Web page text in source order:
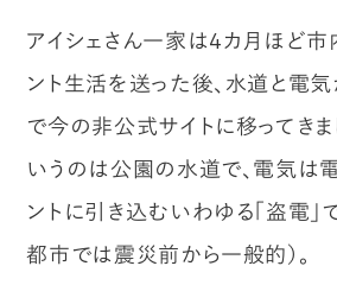
アイシェさん一家は4カ月ほど
ント生活を送った後、水道と電
で今の非公式サイトに移ってきま
いうのは公園の水道で、電気は
ントに引き込むいわゆる「盗電」
都市では震災前から一般的）。